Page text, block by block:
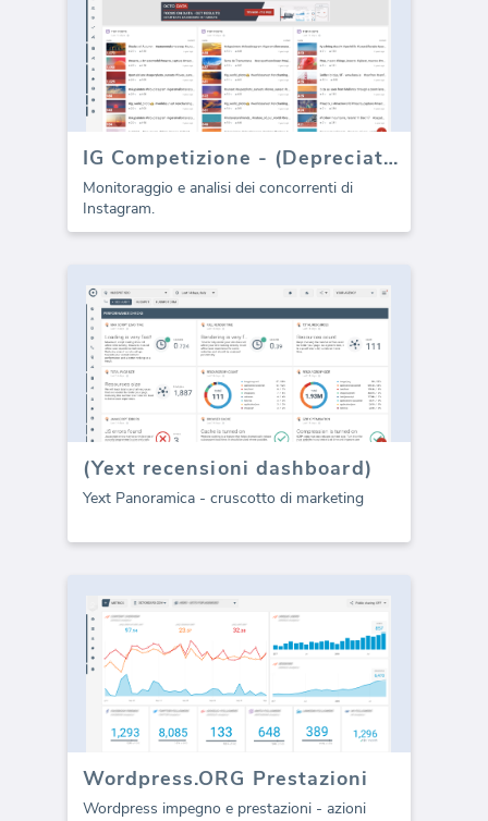
IG Competizione - (Depreciato)
Monitoraggio e analisi dei concorrenti di
Instagram.
(Yext recensioni dashboard)
Yext Panoramica - cruscotto di marketing
Wordpress.ORG Prestazioni
Wordpress impegno e prestazioni - azioni